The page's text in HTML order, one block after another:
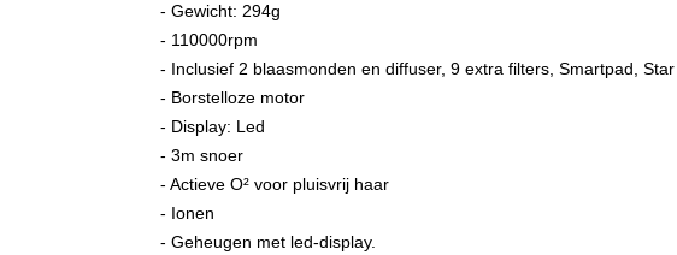
- Gewicht: 294g
- 110000rpm
- Inclusief 2 blaasmonden en diffuser, 9 extra filters, Smartpad,
- Borstelloze motor
- Display: Led
- 3m snoer
- Actieve O² voor pluisvrij haar
- Ionen
- Geheugen met led-display.